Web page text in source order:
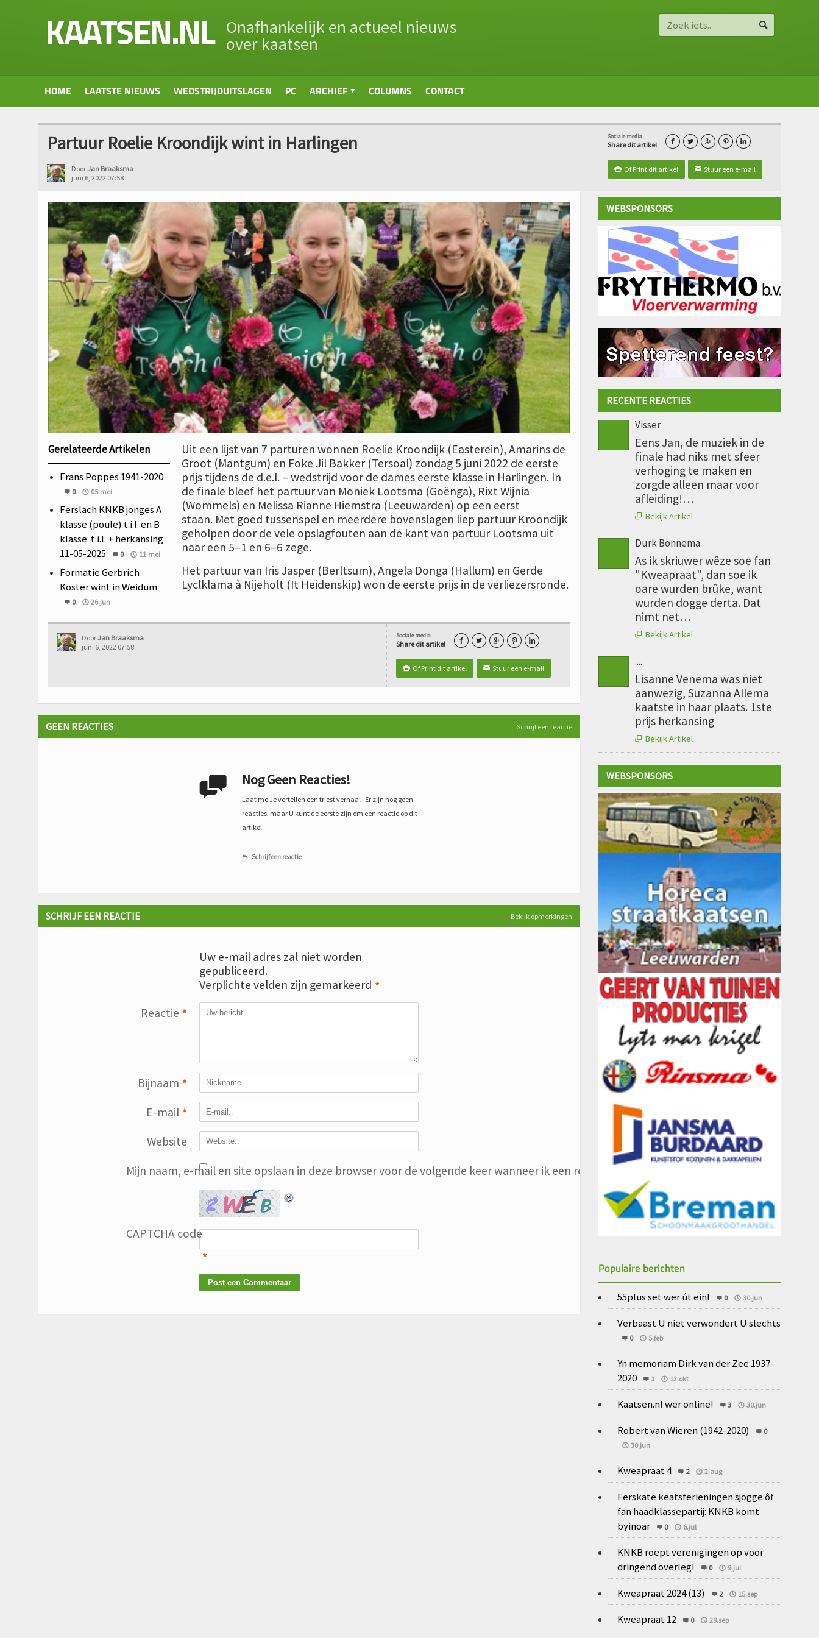
KAATSEN.NL Onafhankelijk en actueel nieuws
over kaatsen
HOME LAATSTE NIEUWS WEDSTRIJDUITSLAGEN PC ARCHIEF COLUMNS CONTACT
Sociale media
Share dit artikel     
 Of Print dit artikel ✉ Stuur een e-mail
Partuur Roelie Kroondijk wint in Harlingen
DoorJan Braaksma
juni 6, 2022 07:58
Gerelateerde Artikelen
Frans Poppes 1941-2020
0 05.mei
Ferslach KNKB jonges A
klasse (poule) t.i.l. en B
klasse t.i.l. + herkansing
11-05-2025
0 11.mei
Formatie Gerbrich
Koster wint in Weidum
0 26.jun
Uit een lijst van 7 parturen wonnen Roelie Kroondijk (Easterein), Amarins de
Groot (Mantgum) en Foke Jil Bakker (Tersoal) zondag 5 juni 2022 de eerste
prijs tijdens de d.e.l. – wedstrijd voor de dames eerste klasse in Harlingen. In
de finale bleef het partuur van Moniek Lootsma (Goënga), Rixt Wijnia
(Wommels) en Melissa Rianne Hiemstra (Leeuwarden) op een eerst
staan. Met goed tussenspel en meerdere bovenslagen liep partuur Kroondijk
geholpen door de vele opslagfouten aan de kant van partuur Lootsma uit
naar een 5–1 en 6–6 zege.
Het partuur van Iris Jasper (Berltsum), Angela Donga (Hallum) en Gerde
Lyclklama à Nijeholt (It Heidenskip) won de eerste prijs in de verliezersronde.
Sociale media
Share dit artikel     
 Of Print dit artikel ✉ Stuur een e-mail
DoorJan Braaksma
juni 6, 2022 07:58
Schrijf een reactie
GEEN REACTIES
 Nog Geen Reacties!
Laat me Je vertellen een triest verhaal ! Er zijn nog geen
reacties, maar U kunt de eerste zijn om een reactie op dit
artikel.
 Schrijf een reactie
Bekijk opmerkingen
SCHRIJF EEN REACTIE
Uw e-mail adres zal niet worden
gepubliceerd.
Verplichte velden zijn gemarkeerd *
Reactie *
Bijnaam *
E-mail *
Website
Mijn naam, e-mail en site opslaan in deze browser voor de volgende keer wanneer ik een reactie plaats.
CAPTCHA code
*
WEBSPONSORS
RECENTE REACTIES
Visser
Eens Jan, de muziek in de
finale had niks met sfeer
verhoging te maken en
zorgde alleen maar voor
afleiding!…
 Bekijk Artikel
Durk Bonnema
As ik skriuwer wêze soe fan
"Kweapraat", dan soe ik
oare wurden brûke, want
wurden dogge derta. Dat
nimt net…
 Bekijk Artikel
....
Lisanne Venema was niet
aanwezig, Suzanna Allema
kaatste in haar plaats. 1ste
prijs herkansing
 Bekijk Artikel
WEBSPONSORS
Populaire berichten
55plus set wer út ein! 0 30.jun
Verbaast U niet verwondert U slechts
0 5.feb
Yn memoriam Dirk van der Zee 1937-
2020
1 13.okt
Kaatsen.nl wer online! 3 30.jun
Robert van Wieren (1942-2020)
0
30.jun
Kweapraat 4 2 2.aug
Ferskate keatsferieningen sjogge ôf
fan haadklassepartij: KNKB komt
byinoar
0 6.jul
KNKB roept verenigingen op voor
dringend overleg!
0 9.jul
Kweapraat 2024 (13) 2 15.sep
Kweapraat 12 0 29.sep